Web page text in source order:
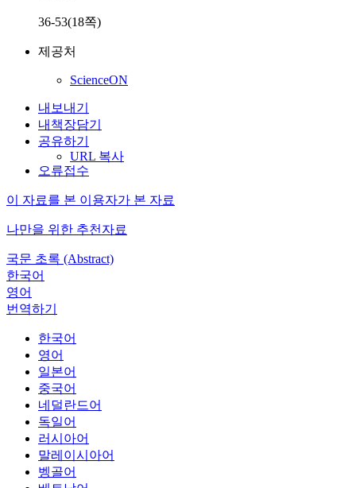
36-53(18쪽)
제공처
ScienceON
내보내기
내책장담기
공유하기
URL 복사
오류접수
이 자료를 본 이용자가 본 자료
나만을 위한 추천자료
국문 초록 (Abstract)
한국어
영어
번역하기
한국어
영어
일본어
중국어
네덜란드어
독일어
러시아어
말레이시아어
벵골어